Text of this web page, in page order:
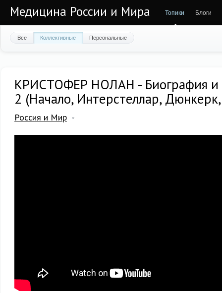
Медицина России и Мира Топики Блоги
Все Коллективные Персональные
КРИСТОФЕР НОЛАН - Биография
2 (Начало, Интерстеллар,
Россия и Мир